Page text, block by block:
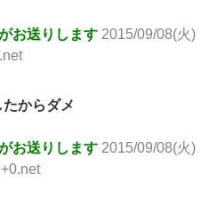
お送りします 2015/09/08(火)
からダメ
お送りします 2015/09/08(火)